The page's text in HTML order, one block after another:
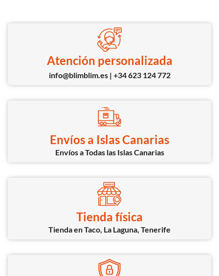
Atención personalizada
info@blimblim.es | +34 623 124 772
Envíos a Islas Canarias
Envíos a Todas las Islas Canarias
Tienda física
Tienda en Taco, La Laguna, Tenerife